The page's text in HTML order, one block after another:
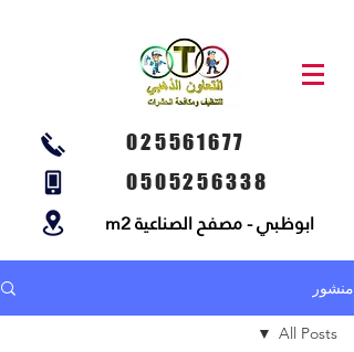
025561677
0505256338
ابوظبي - مصفح الصناعية m2
منشور
All Posts